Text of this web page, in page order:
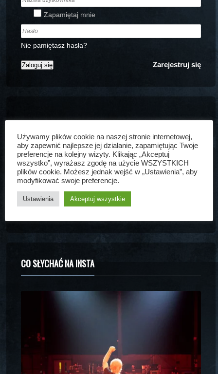
Zapamiętaj mnie
Nie pamiętasz hasła?
Zarejestruj się
CO SŁYCHAĆ NA FORUM
BRAK NOWYCH POSTÓW
CO SŁYCHAĆ NA INSTA
Używamy plików cookie na naszej stronie internetowej,
aby zapewnić najlepsze jej działanie, zapamiętując Twoje
preferencje na kolejny wizyty. Klikając „Akceptuj
wszystko”, wyrażasz zgodę na użycie WSZYSTKICH
plików cookie. Możesz jednak wejść w „Ustawienia”, aby
modyfikować swoje preferencje.
Ustawienia Akceptuj wszystkie